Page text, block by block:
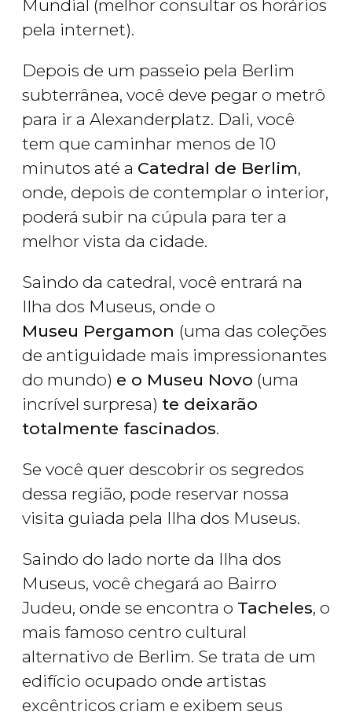
Mundial (melhor consultar os horários
pela internet).
Depois de um passeio pela Berlim
subterrânea, você deve pegar o metrô
para ir a Alexanderplatz. Dali, você
tem que caminhar menos de 10
minutos até a Catedral de Berlim,
onde, depois de contemplar o interior,
poderá subir na cúpula para ter a
melhor vista da cidade.
Saindo da catedral, você entrará na
Ilha dos Museus, onde o
Museu Pergamon (uma das coleções
de antiguidade mais impressionantes
do mundo) e o Museu Novo (uma
incrível surpresa) te deixarão
totalmente fascinados.
Se você quer descobrir os segredos
dessa região, pode reservar nossa
visita guiada pela Ilha dos Museus.
Saindo do lado norte da Ilha dos
Museus, você chegará ao Bairro
Judeu, onde se encontra o Tacheles, o
mais famoso centro cultural
alternativo de Berlim. Se trata de um
edifício ocupado onde artistas
excêntricos criam e exibem seus